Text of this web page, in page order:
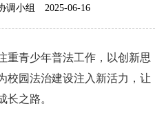
调小组 2025-06-16
青少年普法工作，以创新思
校园法治建设注入新活力，让
长之路。